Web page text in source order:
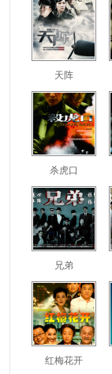
天阵
杀虎口
兄弟
红梅花开